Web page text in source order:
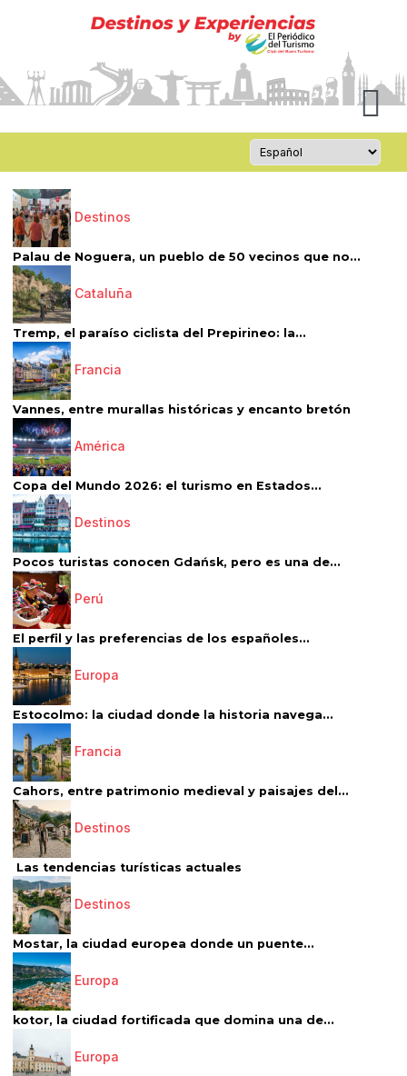
Destinos
Palau de Noguera, un pueblo de 50 vecinos que no...
Cataluña
Tremp, el paraíso ciclista del Prepirineo: la...
Francia
Vannes, entre murallas históricas y encanto bretón
América
Copa del Mundo 2026: el turismo en Estados...
Destinos
Pocos turistas conocen Gdańsk, pero es una de...
Perú
El perfil y las preferencias de los españoles...
Europa
Estocolmo: la ciudad donde la historia navega...
Francia
Cahors, entre patrimonio medieval y paisajes del...
Destinos
Las tendencias turísticas actuales
Destinos
Mostar, la ciudad europea donde un puente...
Europa
kotor, la ciudad fortificada que domina una de...
Europa